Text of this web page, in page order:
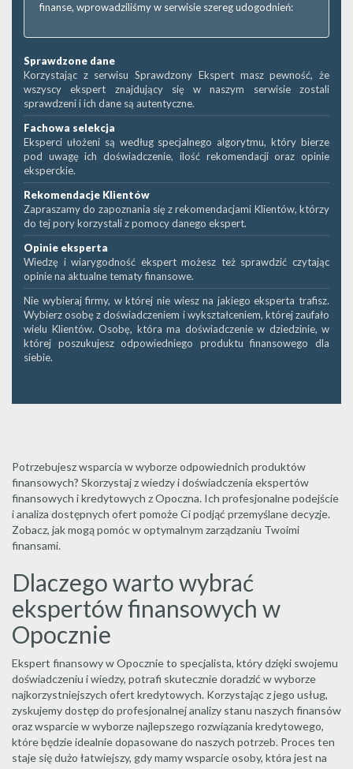
finanse, wprowadziliśmy w serwisie szereg udogodnień:
Sprawdzone dane
Korzystając z serwisu Sprawdzony Ekspert masz pewność, że
wszyscy ekspert znajdujący się w naszym serwisie zostali
sprawdzeni i ich dane są autentyczne.
Fachowa selekcja
Eksperci ułożeni są według specjalnego algorytmu, który bierze
pod uwagę ich doświadczenie, ilość rekomendacji oraz opinie
eksperckie.
Rekomendacje Klientów
Zapraszamy do zapoznania się z rekomendacjami Klientów, którzy
do tej pory korzystali z pomocy danego ekspert.
Opinie eksperta
Wiedzę i wiarygodność ekspert możesz też sprawdzić czytając
opinie na aktualne tematy finansowe.
Nie wybieraj firmy, w której nie wiesz na jakiego eksperta trafisz.
Wybierz osobę z doświadczeniem i wykształceniem, której zaufało
wielu Klientów. Osobę, która ma doświadczenie w dziedzinie, w
której poszukujesz odpowiedniego produktu finansowego dla
siebie.
Potrzebujesz wsparcia w wyborze odpowiednich produktów
finansowych? Skorzystaj z wiedzy i doświadczenia ekspertów
finansowych i kredytowych z Opoczna. Ich profesjonalne podejście
i analiza dostępnych ofert pomoże Ci podjąć przemyślane decyzje.
Zobacz, jak mogą pomóc w optymalnym zarządzaniu Twoimi
finansami.
Dlaczego warto wybrać
ekspertów finansowych w
Opocznie
Ekspert finansowy w Opocznie to specjalista, który dzięki swojemu
doświadczeniu i wiedzy, potrafi skutecznie doradzić w wyborze
najkorzystniejszych ofert kredytowych. Korzystając z jego usług,
zyskujemy dostęp do profesjonalnej analizy stanu naszych finansów
oraz wsparcie w wyborze najlepszego rozwiązania kredytowego,
które będzie idealnie dopasowane do naszych potrzeb. Proces ten
staje się dużo łatwiejszy, gdy mamy wsparcie osoby, która jest na